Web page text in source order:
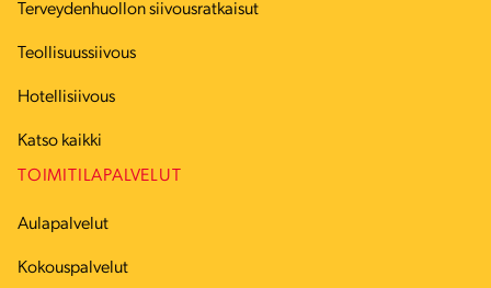
Terveydenhuollon siivousratkaisut
Teollisuussiivous
Hotellisiivous
Katso kaikki
TOIMITILAPALVELUT
Aulapalvelut
Kokouspalvelut